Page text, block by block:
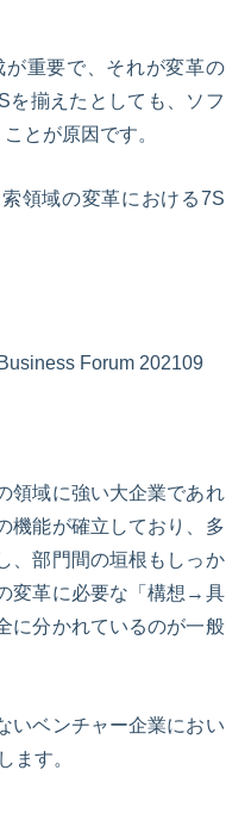
重要で、それが変革の
を揃えたとしても、ソフ
とが原因です。
領域の変革における7S
領域に強い大企業であれ
機能が確立しており、多
、部門間の垣根もしっか
変革に必要な「構想 → 具
に分かれているのが一般
いベンチャー企業におい
ます。